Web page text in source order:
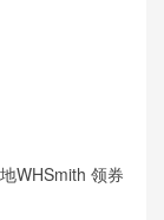
WHSmith 领券